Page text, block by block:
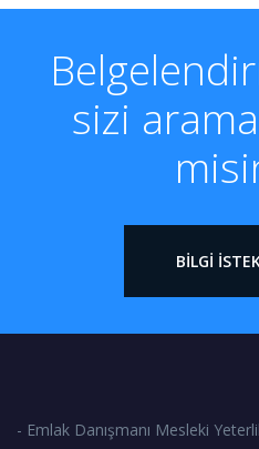
sizi
BILGI
- Emlak Danışmanı Mesleki